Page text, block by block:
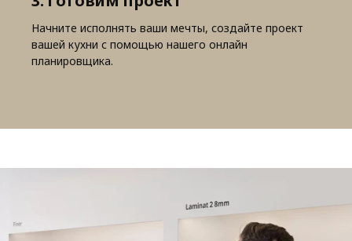
Начните исполнять ваши мечты, создайте проект
вашей кухни с помощью нашего онлайн
планировщика.